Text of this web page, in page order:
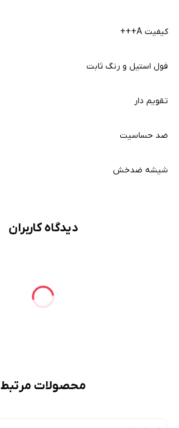
کیفیت A+++
فول استیل و رنگ ثابت
تقویم دار
ضد حساسیت
شیشه ضدخش
دیدگاه کاربران
محصولات مرتبط